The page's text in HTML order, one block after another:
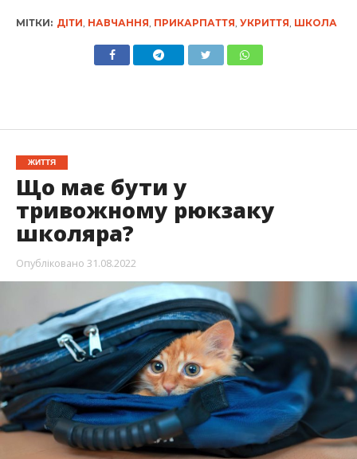
МІТКИ: ДІТИ НАВЧАННЯ ПРИКАРПАТТЯ УКРИТТЯ ШКОЛА
ЖИТТЯ
Що має бути у
тривожному рюкзаку
школяра?
Опубліковано 31.08.2022